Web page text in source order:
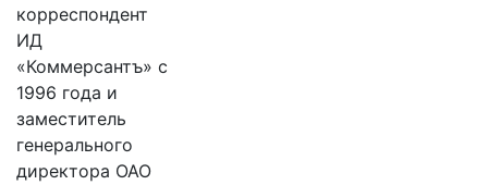
корреспондент
ИД
«Коммерсантъ» с
1996 года и
заместитель
генерального
директора ОАО